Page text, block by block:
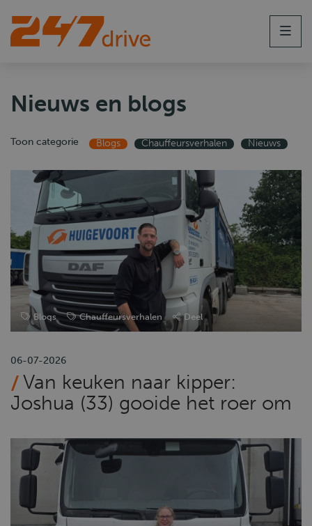
Nieuws en blogs
Toon categorie Blogs Chauffeursverhalen Nieuws
Blogs Chauffeursverhalen Deel
06-07-2026
Van keuken naar kipper:
Joshua (33) gooide het roer om